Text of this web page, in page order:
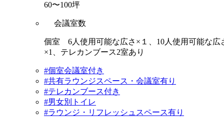
60〜100坪
会議室数
個室 6人使用可能な広さ×１、10人使用可能な広
×1、テレカンブース2室あり
#個室会議室付き
#共有ラウンジスペース・会議室有り
#テレカンブース付き
#男女別トイレ
#ラウンジ・リフレッシュスペース有り